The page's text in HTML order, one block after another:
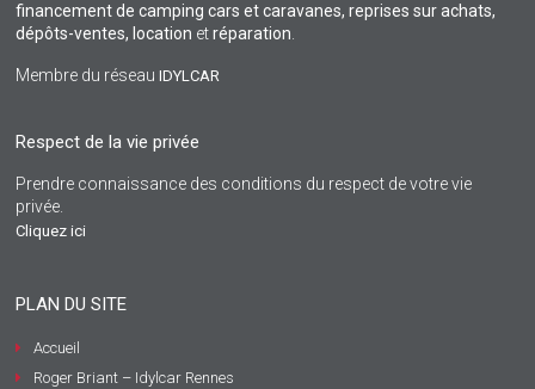
financement de camping cars et caravanes, reprises sur achats,
dépôts-ventes, location etréparation.
Membre du réseauIDYLCAR
Respect de la vie privée
Prendre connaissance des conditions du respect de votre vie
privée.
Cliquez ici
PLAN DU SITE
Accueil
Roger Briant – Idylcar Rennes